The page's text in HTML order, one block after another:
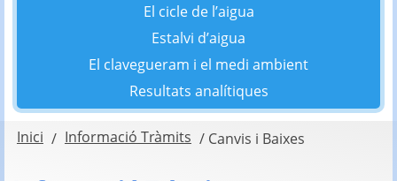
El cicle de l’aigua
Estalvi d’aigua
El clavegueram i el medi ambient
Resultats analítiques
Inici / Informació Tràmits / Canvis i Baixes